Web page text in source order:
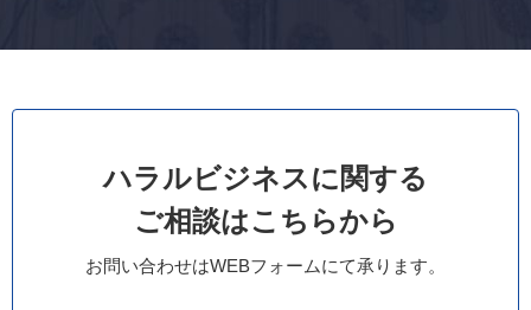
ハラルビジネスに関する
ご相談はこちらから
お問い合わせはWEBフォームにて承ります。